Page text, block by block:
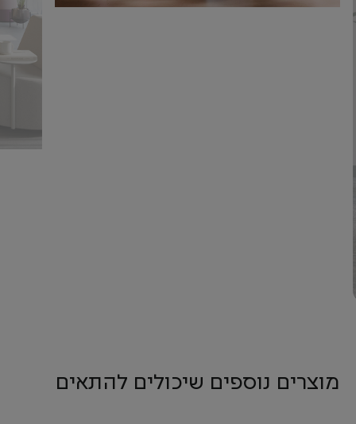
מוצרים נוספים שיכולים להתאים